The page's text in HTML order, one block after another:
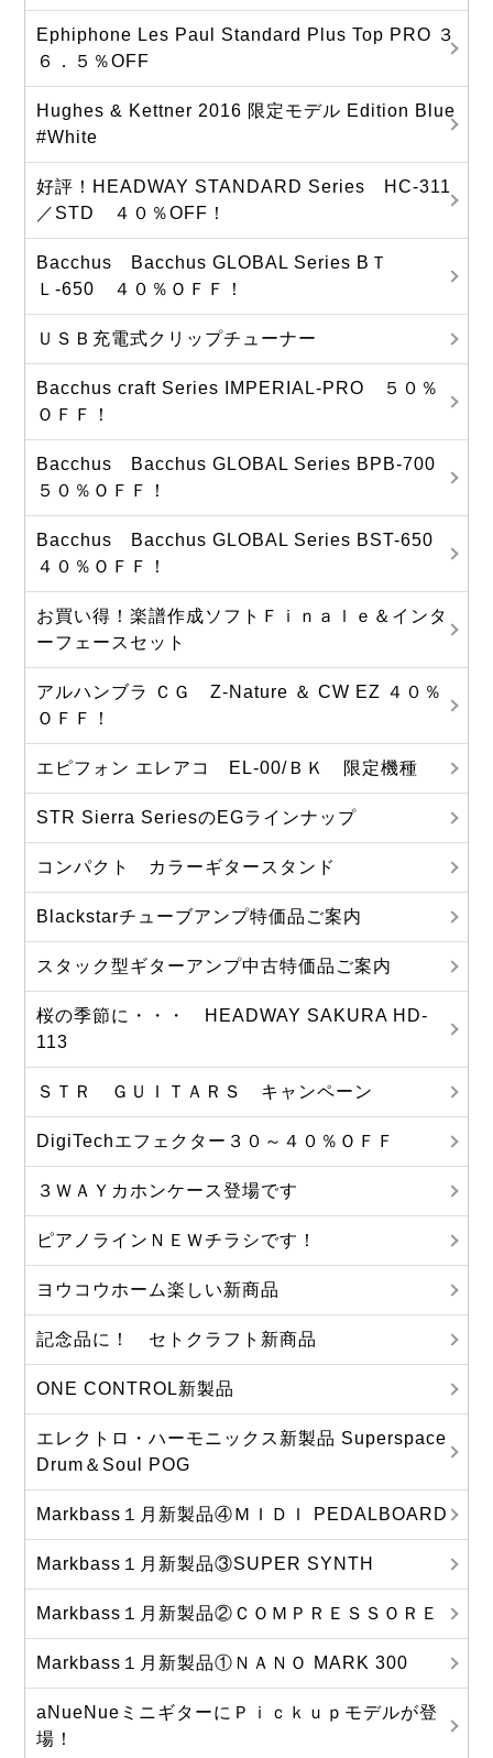
Ephiphone Les Paul Standard Plus Top PRO ３
６．５％OFF
Hughes & Kettner 2016 限定モデル Edition Blue
#White
好評！HEADWAY STANDARD Series HC-311
／STD ４０％OFF！
Bacchus Bacchus GLOBAL Series BＴ
Ｌ-650 ４０％ＯＦＦ！
ＵＳＢ充電式クリップチューナー
Bacchus craft Series IMPERIAL-PRO ５０％
ＯＦＦ！
Bacchus Bacchus GLOBAL Series BPB-700
５０％ＯＦＦ！
Bacchus Bacchus GLOBAL Series BST-650
４０％ＯＦＦ！
お買い得！楽譜作成ソフトＦｉｎａｌｅ＆インタ
ーフェースセット
アルハンブラ ＣＧ Z-Nature ＆ CW EZ ４０％
ＯＦＦ！
エピフォン エレアコ EL-00/ＢＫ 限定機種
STR Sierra SeriesのEGラインナップ
コンパクト カラーギタースタンド
Blackstarチューブアンプ特価品ご案内
スタック型ギターアンプ中古特価品ご案内
桜の季節に・・・ HEADWAY SAKURA HD-
113
ＳＴＲ ＧＵＩＴＡＲＳ キャンペーン
DigiTechエフェクター３０～４０％ＯＦＦ
３ＷＡＹカホンケース登場です
ピアノラインＮＥＷチラシです！
ヨウコウホーム楽しい新商品
記念品に！ セトクラフト新商品
ONE CONTROL新製品
エレクトロ・ハーモニックス新製品 Superspace
Drum＆Soul POG
Markbass１月新製品④ＭＩＤＩ PEDALBOARD
Markbass１月新製品③SUPER SYNTH
Markbass１月新製品②ＣＯＭＰＲＥＳＳＯＲＥ
Markbass１月新製品①ＮＡＮＯ MARK 300
aNueNueミニギターにＰｉｃｋｕｐモデルが登
場！